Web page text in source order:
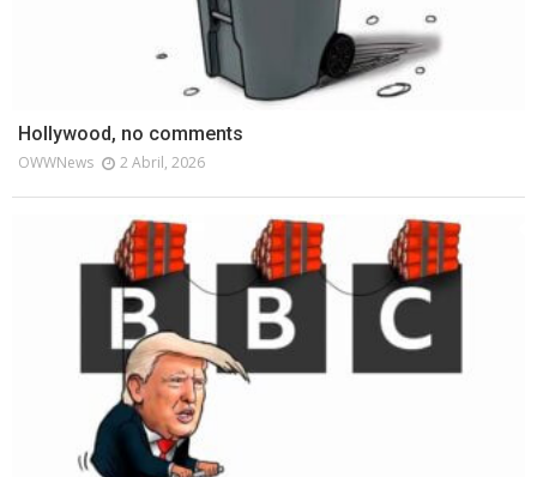
Hollywood, no comments
OWWNews 2 Abril, 2026